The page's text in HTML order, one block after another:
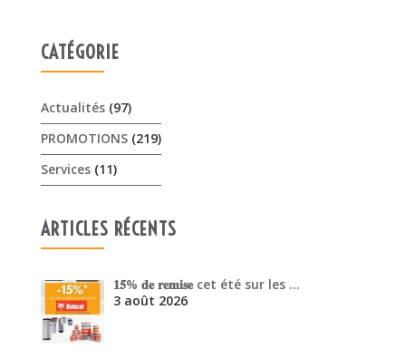
CATÉGORIE
Actualités(97)
PROMOTIONS(219)
Services(11)
ARTICLES RÉCENTS
𝟏𝟓% 𝐝𝐞 𝐫𝐞𝐦𝐢𝐬𝐞 cet été sur les …
3 août 2026